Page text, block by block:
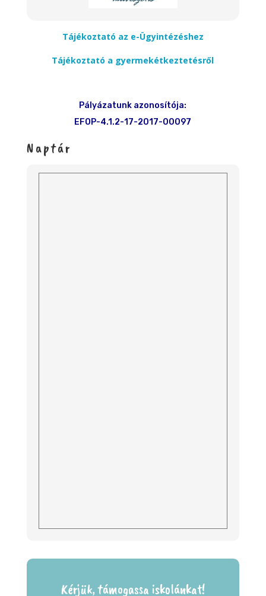
Tájékoztató az e-Ügyintézéshez
Tájékoztató a gyermekétkeztetésről
Pályázatunk azonosítója:
EFOP-4.1.2-17-2017-00097
Naptár
Kérjük, támogassa iskolánkat!